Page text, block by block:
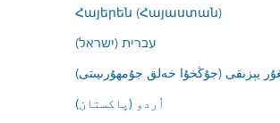
Հայերեն (Հայաստան)
עברית (ישראל)
يېزىقى (جۇڭخۇا خەلق جۇمھۇرىيىتى)
اُردو (پاکستان)